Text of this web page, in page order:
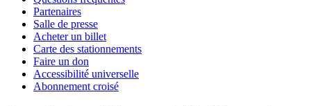
Partenaires
Salle de presse
Acheter un billet
Carte des stationnements
Faire un don
Accessibilité universelle
Abonnement croisé